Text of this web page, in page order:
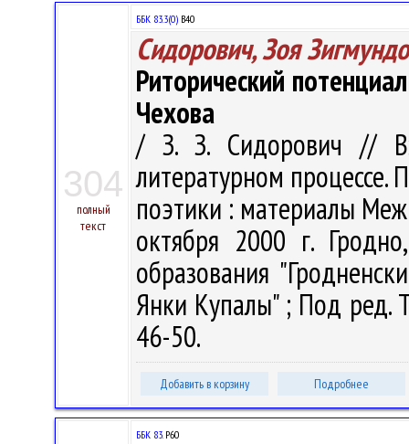
304
полный
текст
ББК 83.3(0) В40
Сидорович, Зоя
Риторический
Чехова
/ З. З. Сидорович //
литературном процессе.
поэтики : материалы
октября 2000 г.
образования
Янки Купалы" ; Под ред.
46-50.
Добавить в корзину Подробнее
ББК 83.Р60